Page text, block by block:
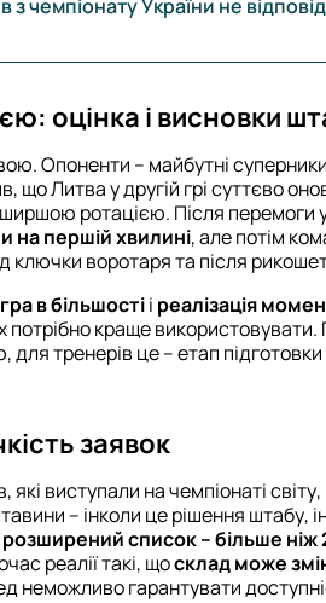
з чемпіонату України не
оцінка і висновки
Опоненти – майбутні суперники
що Литва у другій грі суттєво
ротацією. Після перемоги
на першій хвилині, але потім
ключки воротаря та після
гра в більшостіі реалізація
краще використовувати.
для тренерів це – етап
заявок
виступали на чемпіонаті
– інколи це рішення штабу,
розширений список – більше
реалії такі, щосклад може
неможливо гарантувати